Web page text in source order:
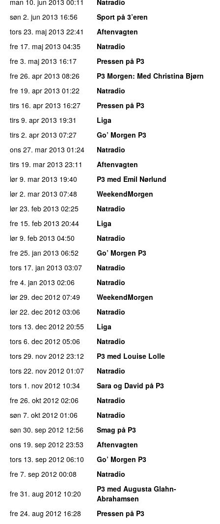
søn 2. jun 2013 16:56
Sport på 3’eren
tors 23. maj 2013 22:41
Aftenvagten
fre 17. maj 2013 04:35
Natradio
fre 3. maj 2013 16:17
Pressen på P3
fre 26. apr 2013 08:26 P3 Morgen: Med Christina Bjørn
fre 19. apr 2013 01:22
Natradio
tirs 16. apr 2013 16:27
Pressen på P3
tirs 9. apr 2013 19:31
Liga
tirs 2. apr 2013 07:27
Go’ Morgen P3
ons 27. mar 2013 01:24
Natradio
tirs 19. mar 2013 23:11
Aftenvagten
lør 9. mar 2013 19:40
P3 med Emil Nørlund
lør 2. mar 2013 07:48
WeekendMorgen
lør 23. feb 2013 02:25
Natradio
fre 15. feb 2013 20:44
Liga
lør 9. feb 2013 04:50
Natradio
fre 25. jan 2013 06:52
Go’ Morgen P3
tors 17. jan 2013 03:07
Natradio
fre 4. jan 2013 02:06
Natradio
lør 29. dec 2012 07:49
WeekendMorgen
lør 22. dec 2012 03:06
Natradio
tors 13. dec 2012 20:55
Liga
tors 6. dec 2012 05:06
Natradio
tors 29. nov 2012 23:12
P3 med Louise Lolle
tors 22. nov 2012 01:07
Natradio
tors 1. nov 2012 10:34
Sara og David på P3
fre 26. okt 2012 02:06
Natradio
søn 7. okt 2012 01:06
Natradio
søn 30. sep 2012 12:56
Smag på P3
ons 19. sep 2012 23:53
Aftenvagten
tors 13. sep 2012 06:10
Go’ Morgen P3
fre 7. sep 2012 00:08
Natradio
fre 31. aug 2012 10:20
P3 med Augusta Glahn-
Abrahamsen
fre 24. aug 2012 16:28
Pressen på P3